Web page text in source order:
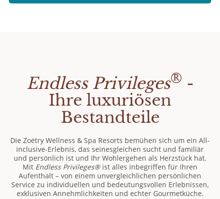
Endless Privileges® -
Ihre luxuriösen
Bestandteile
Die Zoëtry Wellness & Spa Resorts bemühen sich um ein All-
inclusive-Erlebnis, das seinesgleichen sucht und familiär
und persönlich ist und Ihr Wohlergehen als Herzstück hat.
Mit Endless Privileges®ist alles inbegriffen für Ihren
Aufenthalt – von einem unvergleichlichen persönlichen
Service zu individuellen und bedeutungsvollen Erlebnissen,
exklusiven Annehmlichkeiten und echter Gourmetküche.